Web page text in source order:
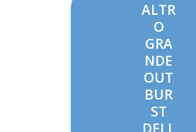
ALTR
O
GRA
NDE
OUT
BUR
ST